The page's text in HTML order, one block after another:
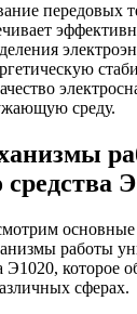
передовых
среду.
работы
Э1020, которое
сферах.